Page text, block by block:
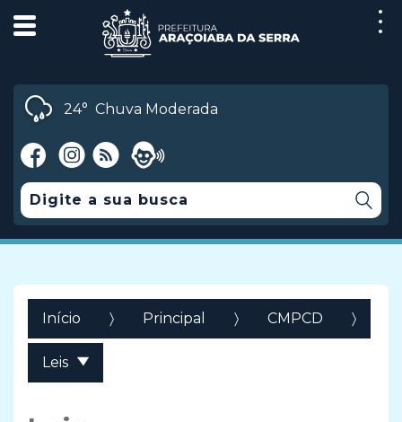
24° Chuva Moderada
Início Principal CMPCD
Leis